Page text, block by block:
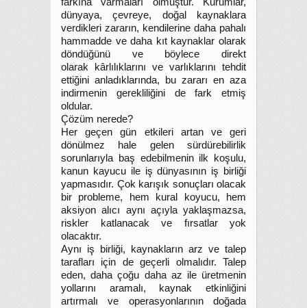
dünyaya, çevreye, doğal kaynaklara
verdikleri zararın, kendilerine daha pahalı
hammadde ve daha kıt kaynaklar olarak
döndüğünü ve böylece direkt
olarak kârlılıklarını ve varlıklarını tehdit
ettiğini anladıklarında, bu zararı en aza
indirmenin gerekliliğini de fark etmiş
oldular.
Çözüm nerede?
Her geçen gün etkileri artan ve geri
dönülmez hale gelen sürdürebilirlik
sorunlarıyla baş edebilmenin ilk koşulu,
kanun kayucu ile iş dünyasının iş birliği
yapmasıdır. Çok karışık sonuçları olacak
bir probleme, hem kural koyucu, hem
aksiyon alıcı aynı açıyla yaklaşmazsa,
riskler katlanacak ve fırsatlar yok
olacaktır.
Aynı iş birliği, kaynakların arz ve talep
tarafları için de geçerli olmalıdır. Talep
eden, daha çoğu daha az ile üretmenin
yollarını aramalı, kaynak etkinliğini
artırmalı ve operasyonlarının doğada